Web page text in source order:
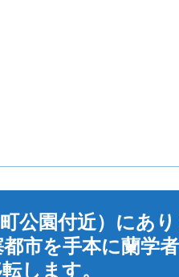
公園付近）にあ
市を手本に蘭学
します。